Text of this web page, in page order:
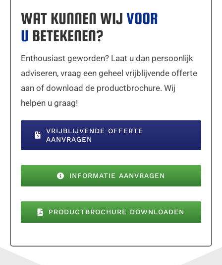
WAT KUNNEN WIJ VOOR
U BETEKENEN?
Enthousiast geworden? Laat u dan persoonlijk
adviseren, vraag een geheel vrijblijvende offerte
aan of download de productbrochure. Wij
helpen u graag!
VRIJBLIJVENDE OFFERTE
AANVRAGEN
INFORMATIE AANVRAGEN
PRODUCTBROCHURE DOWNLOADEN